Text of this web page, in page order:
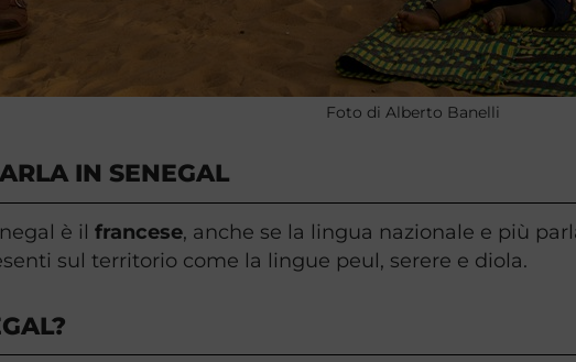
Foto di Alberto Banelli
IN SENEGAL
è il francese, anche se la lingua nazionale e più
sul territorio come la lingue peul, serere e diola.